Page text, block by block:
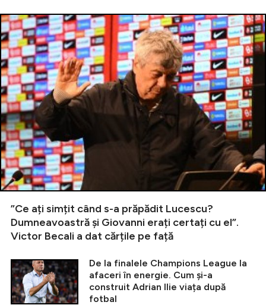
”Ce ați simțit când s-a prăpădit Lucescu?
Dumneavoastră și Giovanni erați certați cu el”.
Victor Becali a dat cărțile pe față
De la finalele Champions League la
afaceri în energie. Cum și-a
construit Adrian Ilie viața după
fotbal